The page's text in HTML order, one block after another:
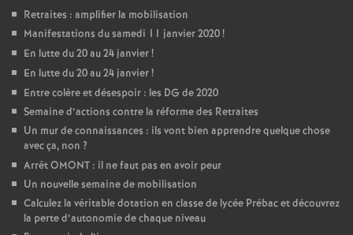
Retraites : amplifier la mobilisation
Manifestations du samedi 11 janvier 2020!
En lutte du 20 au 24 janvier!
En lutte du 20 au 24 janvier!
Entre colère et désespoir : les DG de 2020
Semaine d’actions contre la réforme des Retraites
Un mur de connaissances : ils vont bien apprendre quelque chose
avec ça, non ?
Arrêt OMONT : il ne faut pas en avoir peur
Un nouvelle semaine de mobilisation
Calculez la véritable dotation en classe de lycée Prébac et découvrez
la perte d’autonomie de chaque niveau